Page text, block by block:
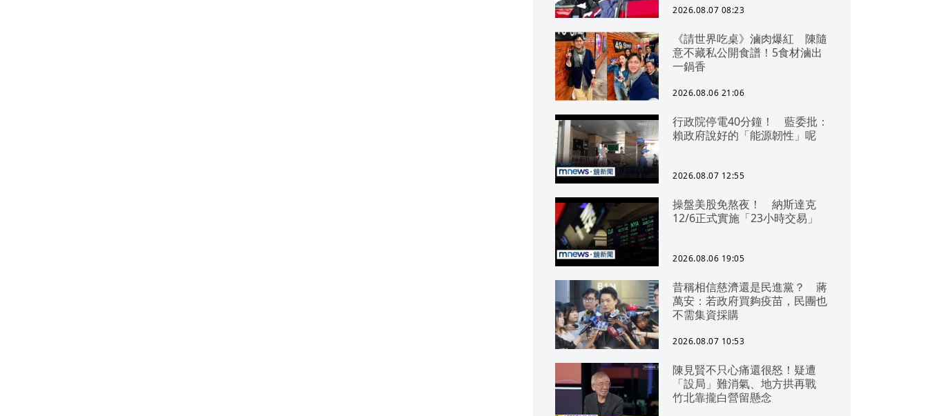
2026.08.07 08:23
《請世界吃桌》滷肉爆紅 陳隨
意不藏私公開食譜！5食材滷出
一鍋香
2026.08.06 21:06
行政院停電40分鐘！ 藍委批：
賴政府說好的「能源韌性」呢
2026.08.07 12:55
操盤美股免熬夜！ 納斯達克
12/6正式實施「23小時交易」
2026.08.06 19:05
昔稱相信慈濟還是民進黨？ 蔣
萬安：若政府買夠疫苗，民團也
不需集資採購
2026.08.07 10:53
陳見賢不只心痛還很怒！疑遭
「設局」難消氣、地方拱再戰
竹北靠攏白營留懸念